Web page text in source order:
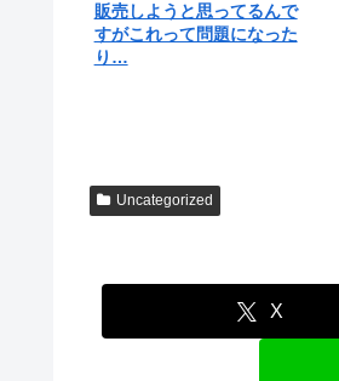
販売しようと思ってるんで
すがこれって問題になった
り…
Uncategorized
X